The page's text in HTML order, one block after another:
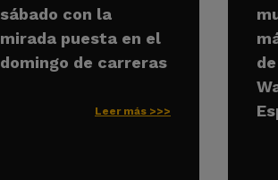
sábado con la
mirada puesta en el
domingo de carreras
Leer más >>>